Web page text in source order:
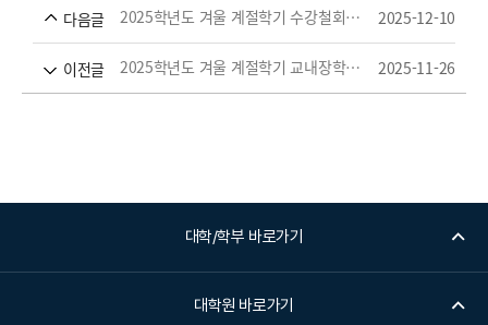
다음글 2025학년도 겨울 계절학기 수강철회 안내 2025-12-10
이전글 2025학년도 겨울 계절학기 교내장학금 신청 안내 2025-11-26
대학/학부 바로가기
대학원 바로가기